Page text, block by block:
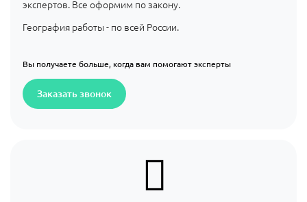
экспертов. Все оформим по закону.
География работы - по всей России.
Вы получаете больше, когда вам помогают эксперты
Заказать звонок